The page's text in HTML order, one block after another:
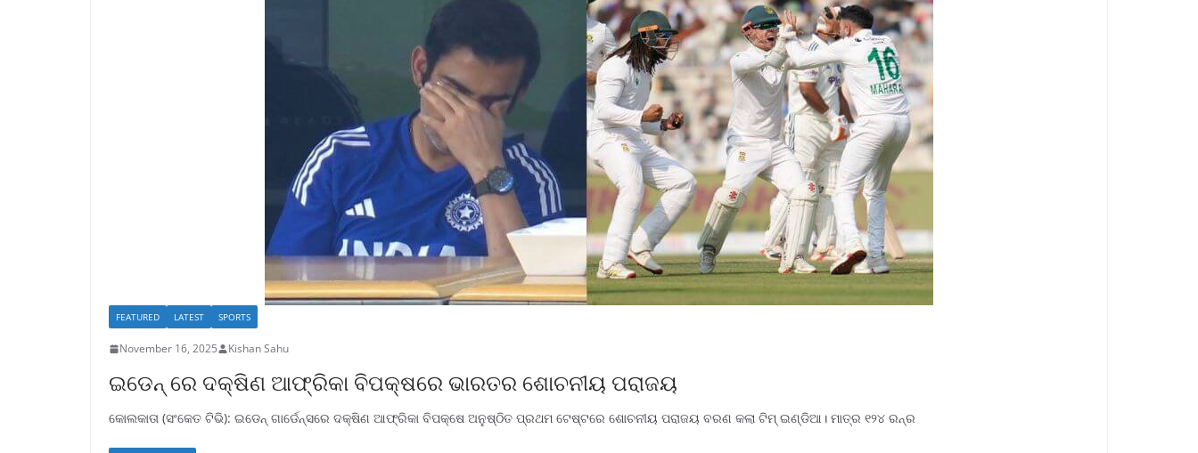
FEATURED LATEST SPORTS
November 16, 2025 Kishan Sahu
ଇଡେନ୍ ରେ ଦକ୍ଷିଣ ଆଫ୍ରିକା ବିପକ୍ଷରେ ଭାରତର ଶୋଚନୀୟ ପରାଜୟ
କୋଲକାତା (ସଂକେତ ଟିଭି): ଇଡେନ୍ ଗାର୍ଡେନ୍ସରେ ଦକ୍ଷିଣ ଆଫ୍ରିକା ବିପକ୍ଷେ ଅନୁଷ୍ଠିତ ପ୍ରଥମ ଟେଷ୍ଟରେ ଶୋଚନୀୟ ପରାଜୟ ବରଣ କଲା ଟିମ୍ ଇଣ୍ଡିଆ। ମାତ୍ର ୧୨୪ ରନ୍ର